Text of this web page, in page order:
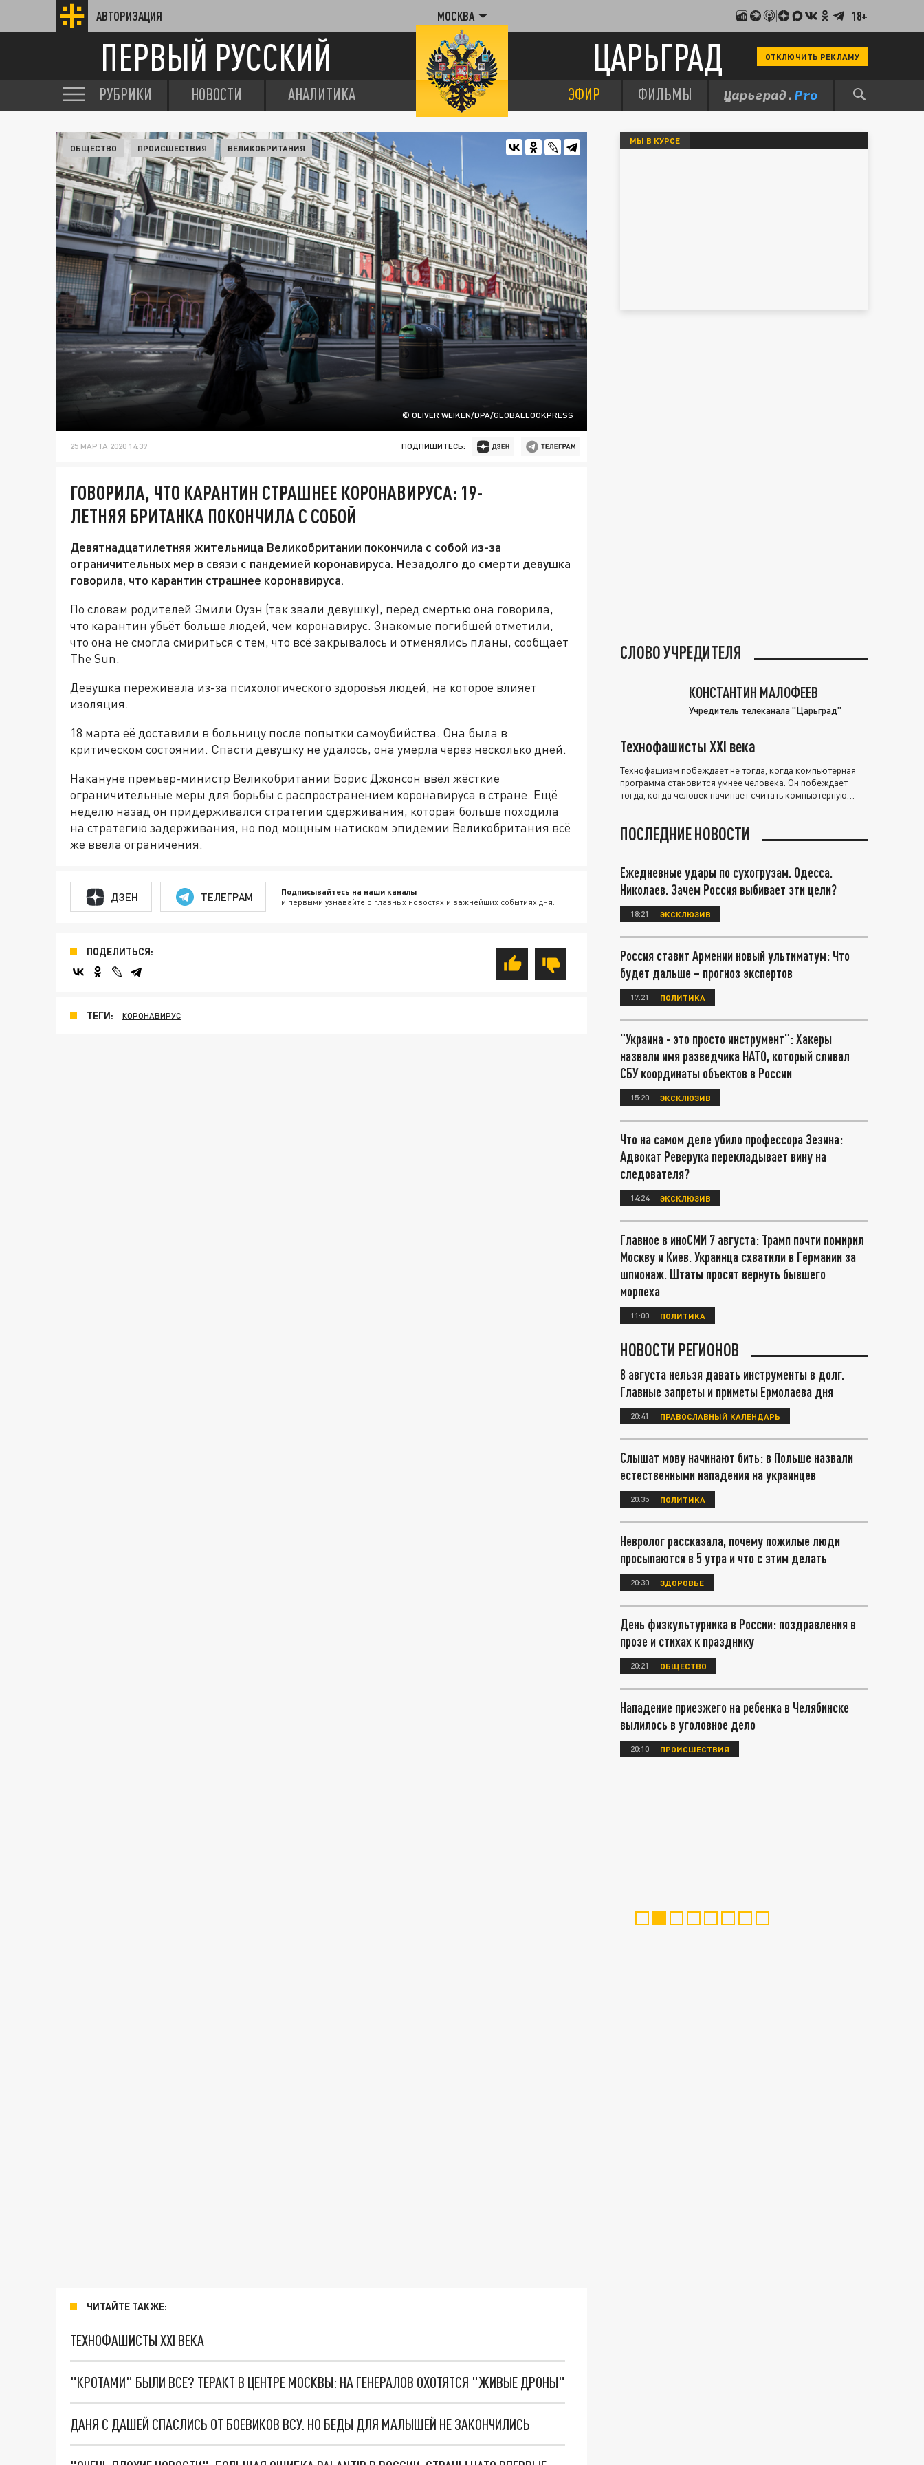
АВТОРИЗАЦИЯ МОСКВА 18+
ПЕРВЫЙ РУССКИЙ ЦАРЬГРАД ОТКЛЮЧИТЬ РЕКЛАМУ
РУБРИКИ НОВОСТИ АНАЛИТИКА ЭФИР ФИЛЬМЫ
© OLIVER WEIKEN/DPA/GLOBALLOOKPRESS
ОБЩЕСТВО ПРОИСШЕСТВИЯ ВЕЛИКОБРИТАНИЯ
25 МАРТА 2020 14:39 ПОДПИШИТЕСЬ:
ГОВОРИЛА, ЧТО КАРАНТИН СТРАШНЕЕ КОРОНАВИРУСА: 19-
ЛЕТНЯЯ БРИТАНКА ПОКОНЧИЛА С СОБОЙ
Девятнадцатилетняя жительница Великобритании покончила с собой из-за
ограничительных мер в связи с пандемией коронавируса. Незадолго до смерти девушка
говорила, что карантин страшнее коронавируса.
По словам родителей Эмили Оуэн (так звали девушку), перед смертью она говорила,
что карантин убьёт больше людей, чем коронавирус. Знакомые погибшей отметили,
что она не смогла смириться с тем, что всё закрывалось и отменялись планы, сообщает
The Sun.
Девушка переживала из-за психологического здоровья людей, на которое влияет
изоляция.
18 марта её доставили в больницу после попытки самоубийства. Она была в
критическом состоянии. Спасти девушку не удалось, она умерла через несколько дней.
Накануне премьер-министр Великобритании Борис Джонсон ввёл жёсткие
ограничительные меры для борьбы с распространением коронавируса в стране. Ещё
неделю назад он придерживался стратегии сдерживания, которая больше походила
на стратегию задерживания, но под мощным натиском эпидемии Великобритания всё
же ввела ограничения.
ДЗЕН ТЕЛЕГРАМ Подписывайтесь на наши каналы
и первыми узнавайте о главных новостях и важнейших событиях дня.
ПОДЕЛИТЬСЯ:
ТЕГИ: КОРОНАВИРУС
ЧИТАЙТЕ ТАКЖЕ:
ТЕХНОФАШИСТЫ XXI ВЕКА
"КРОТАМИ" БЫЛИ ВСЕ? ТЕРАКТ В ЦЕНТРЕ МОСКВЫ: НА ГЕНЕРАЛОВ ОХОТЯТСЯ "ЖИВЫЕ ДРОНЫ"
ДАНЯ С ДАШЕЙ СПАСЛИСЬ ОТ БОЕВИКОВ ВСУ. НО БЕДЫ ДЛЯ МАЛЫШЕЙ НЕ ЗАКОНЧИЛИСЬ
МЫ В КУРСЕ
СЛОВО УЧРЕДИТЕЛЯ
КОНСТАНТИН МАЛОФЕЕВ
Учредитель телеканала "Царьград"
Технофашисты XXI века
Технофашизм побеждает не тогда, когда компьютерная
программа становится умнее человека. Он побеждает
тогда, когда человек начинает считать компьютерную
ПОСЛЕДНИЕ НОВОСТИ
Ежедневные удары по сухогрузам. Одесса.
Николаев. Зачем Россия выбивает эти цели?
18:21 ЭКСКЛЮЗИВ
Россия ставит Армении новый ультиматум: Что
будет дальше – прогноз экспертов
17:21 ПОЛИТИКА
"Украина - это просто инструмент": Хакеры
назвали имя разведчика НАТО, который сливал
СБУ координаты объектов в России
15:20 ЭКСКЛЮЗИВ
Что на самом деле убило профессора Зезина:
Адвокат Реверука перекладывает вину на
следователя?
14:24 ЭКСКЛЮЗИВ
Главное в иноСМИ 7 августа: Трамп почти помирил
Москву и Киев. Украинца схватили в Германии за
шпионаж. Штаты просят вернуть бывшего
морпеха
11:00 ПОЛИТИКА
НОВОСТИ РЕГИОНОВ
8 августа нельзя давать инструменты в долг.
Главные запреты и приметы Ермолаева дня
20:41 ПРАВОСЛАВНЫЙ КАЛЕНДАРЬ
Слышат мову начинают бить: в Польше назвали
естественными нападения на украинцев
20:35 ПОЛИТИКА
Невролог рассказала, почему пожилые люди
просыпаются в 5 утра и что с этим делать
20:30 ЗДОРОВЬЕ
День физкультурника в России: поздравления в
прозе и стихах к празднику
20:21 ОБЩЕСТВО
Нападение приезжего на ребенка в Челябинске
вылилось в уголовное дело
20:10 ПРОИСШЕСТВИЯ